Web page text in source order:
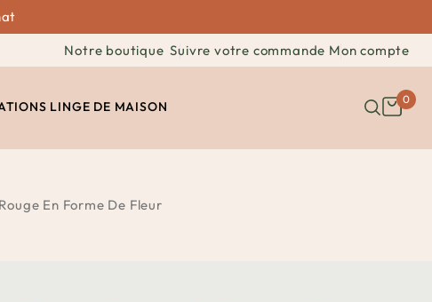
Notre boutique Suivre votre commande Mon compte
LINGE DE MAISON 0
En Forme De Fleur